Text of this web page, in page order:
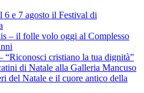
e 7 agosto il Festival di
– il folle volo oggi al Complesso
cristiano la tua dignità”
di Natale alla Galleria Mancuso
del Natale e il cuore antico della